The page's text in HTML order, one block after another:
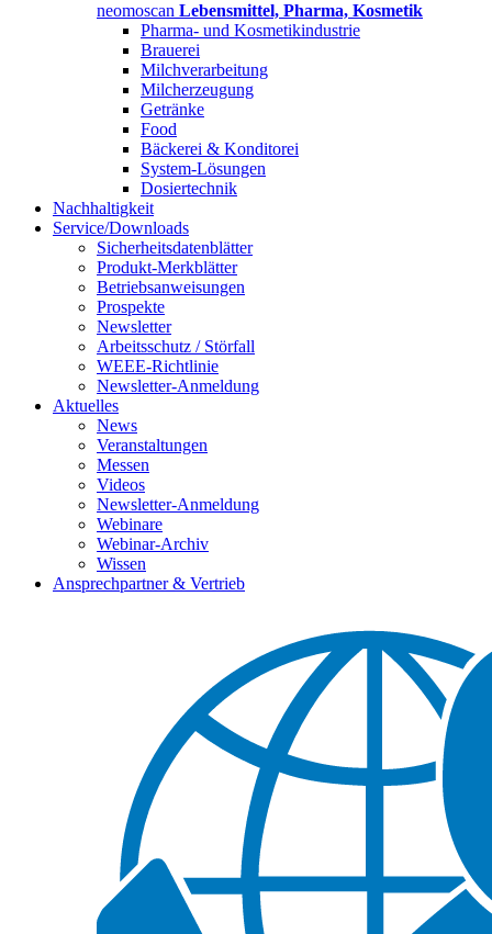
neomoscan Lebensmittel, Pharma, Kosmetik
Pharma- und Kosmetikindustrie
Brauerei
Milchverarbeitung
Milcherzeugung
Getränke
Food
Bäckerei & Konditorei
System-Lösungen
Dosiertechnik
Nachhaltigkeit
Service/Downloads
Sicherheitsdatenblätter
Produkt-Merkblätter
Betriebsanweisungen
Prospekte
Newsletter
Arbeitsschutz / Störfall
WEEE-Richtlinie
Newsletter-Anmeldung
Aktuelles
News
Veranstaltungen
Messen
Videos
Newsletter-Anmeldung
Webinare
Webinar-Archiv
Wissen
Ansprechpartner & Vertrieb